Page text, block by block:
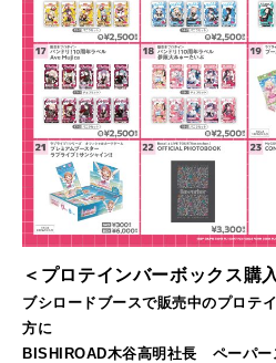
＜プロテインバーボックス購
ブシロードブースで販売中のプロテ
方に
BISHIROAD木谷高明社長 ペーパ